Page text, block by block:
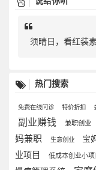
须晴日，看红装
热门搜索
免费在线问诊 特价折扣
副业赚钱 兼职创业
妈兼职
生意创业 宝
业项目
低成本创业小项